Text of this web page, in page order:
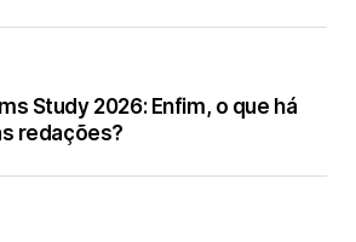
Study 2026: Enfim, o que há
redações?